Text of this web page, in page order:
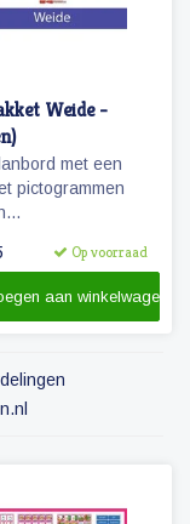
Weide -
met een
pictogrammen
Op voorraad
aan winkelwagen